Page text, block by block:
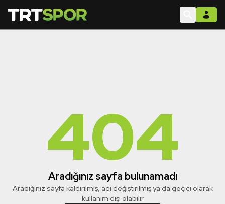
404
Aradığınız sayfa bulunamadı
Aradığınız sayfa kaldırılmış, adı değiştirilmiş ya da geçici olarak
kullanım dışı olabilir